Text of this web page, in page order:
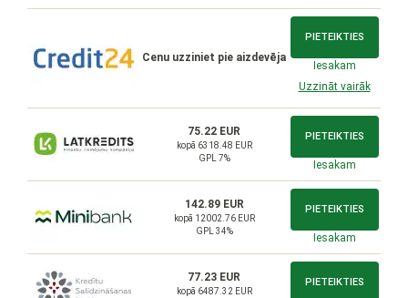
Cenu uzziniet pie aizdevēja
PIETEIKTIES
Iesakam
Uzzināt vairāk
75.22 EUR
kopā 6318.48 EUR
GPL 7%
PIETEIKTIES
Iesakam
142.89 EUR
kopā 12002.76 EUR
GPL 34%
PIETEIKTIES
Iesakam
77.23 EUR
kopā 6487.32 EUR
PIETEIKTIES